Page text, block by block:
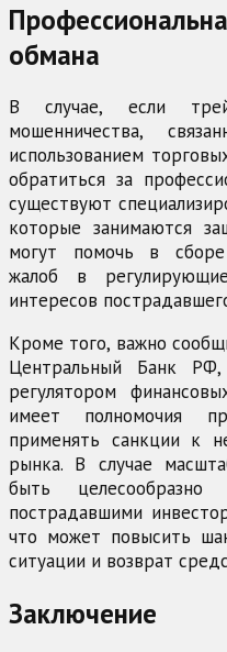
обмана
В случае, если
мошенничества,
использованием
обратиться за
существуют
которые занимаются
могут помочь в сборе
жалоб в
интересов
Кроме того, важно
Центральный Банк РФ,
регулятором
имеет полномочия
применять санкции к
рынка. В случае
быть
пострадавшими
что может повысить
ситуации и возврат
Заключение